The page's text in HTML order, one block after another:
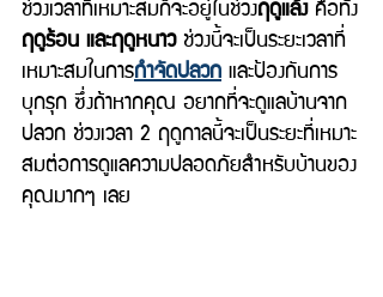
ฤดูร้อน และฤดูหนาว ช่วงนี้จะเป็นระยะเวลาที่
เหมาะสมในการกำจัดปลวก และป้องกันการ
บุกรุก ซึ่งถ้าหากคุณ อยากที่จะดูแลบ้านจาก
ปลวก ช่วงเวลา 2 ฤดูกาลนี้จะเป็นระยะที่เหมาะ
สมต่อการดูแลความปลอดภัยสำหรับบ้านของ
คุณมากๆ เลย